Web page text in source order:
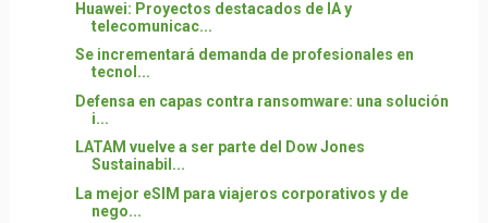
Huawei: Proyectos destacados de IA y
telecomunicac...
Se incrementará demanda de profesionales en
tecnol...
Defensa en capas contra ransomware: una solución
i...
LATAM vuelve a ser parte del Dow Jones
Sustainabil...
La mejor eSIM para viajeros corporativos y de
nego...